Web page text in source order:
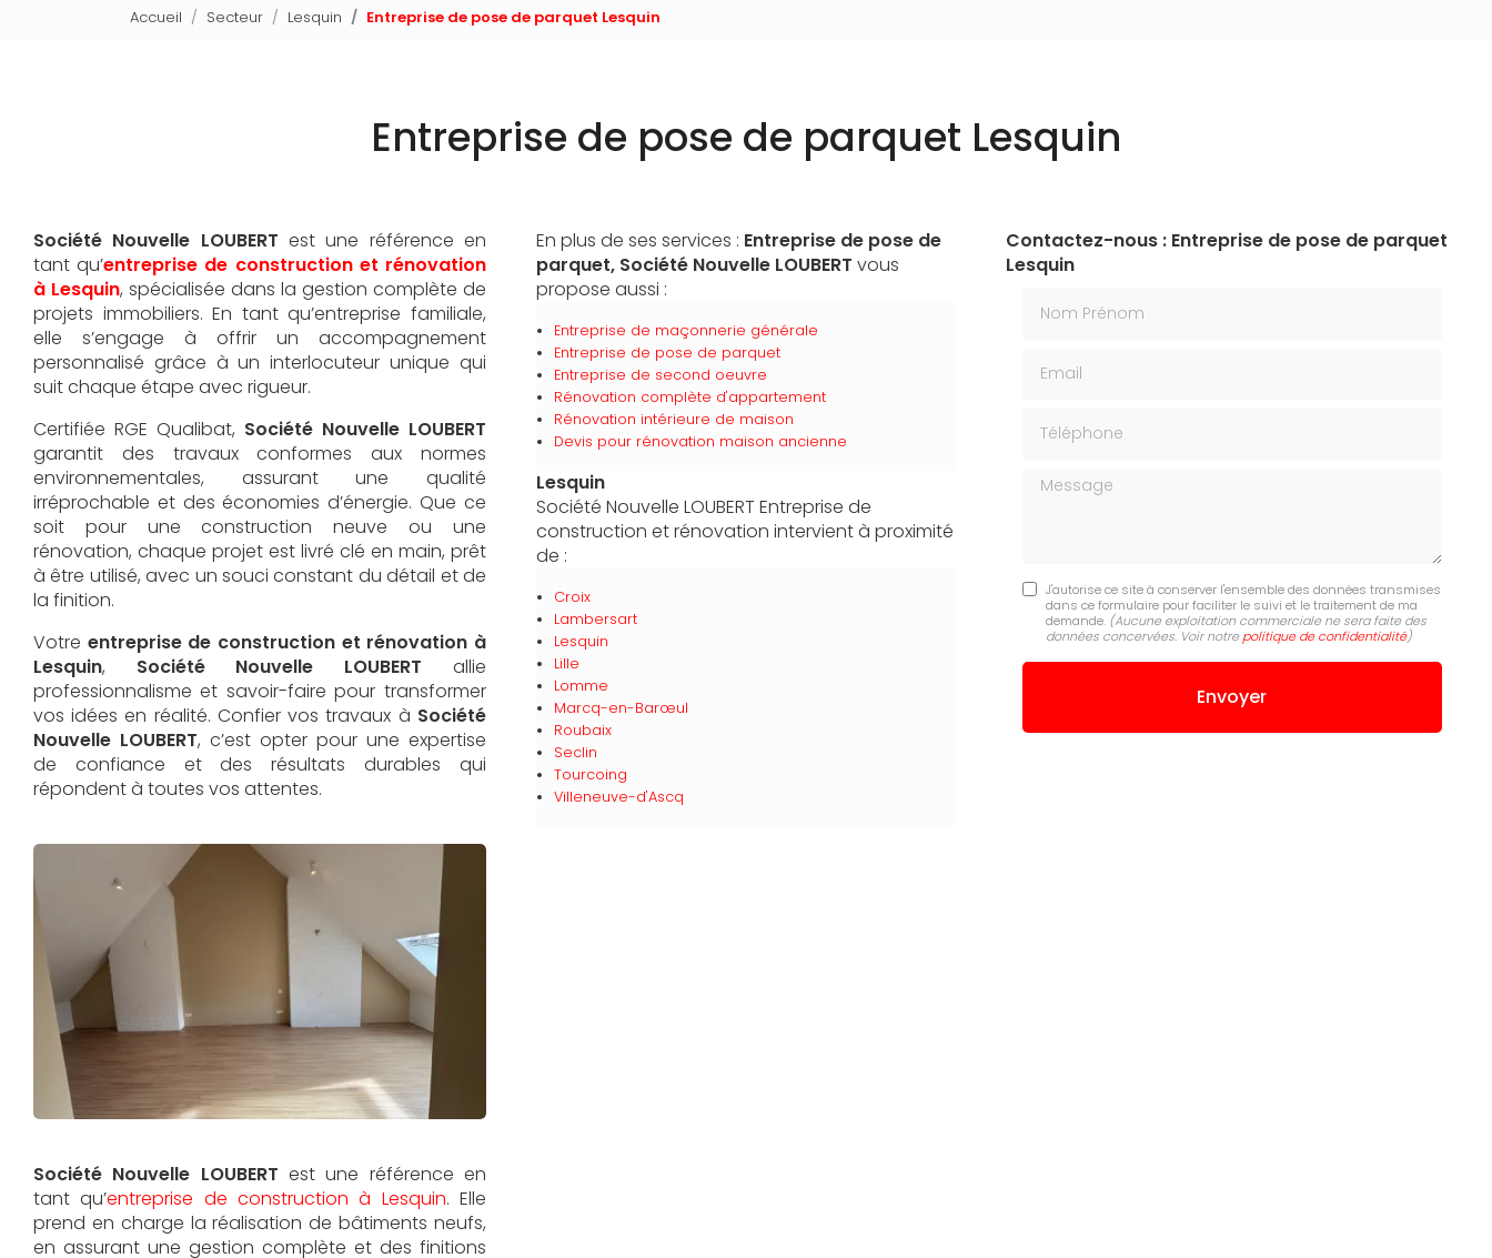
Accueil Secteur Lesquin Entreprise de pose de parquet Lesquin
Entreprise de pose de parquet Lesquin
Société Nouvelle LOUBERT est une référence en
tant qu’entreprise de construction et rénovation
à Lesquin, spécialisée dans la gestion complète de
projets immobiliers. En tant qu’entreprise familiale,
elle s’engage à offrir un accompagnement
personnalisé grâce à un interlocuteur unique qui
suit chaque étape avec rigueur.
Certifiée RGE Qualibat, Société Nouvelle LOUBERT
garantit des travaux conformes aux normes
environnementales, assurant une qualité
irréprochable et des économies d’énergie. Que ce
soit pour une construction neuve ou une
rénovation, chaque projet est livré clé en main, prêt
à être utilisé, avec un souci constant du détail et de
la finition.
Votre entreprise de construction et rénovation à
Lesquin, Société Nouvelle LOUBERT allie
professionnalisme et savoir-faire pour transformer
vos idées en réalité. Confier vos travaux à Société
Nouvelle LOUBERT, c’est opter pour une expertise
de confiance et des résultats durables qui
répondent à toutes vos attentes.
Société Nouvelle LOUBERT est une référence en
tant qu’entreprise de construction à Lesquin. Elle
prend en charge la réalisation de bâtiments neufs,
en assurant une gestion complète et des finitions
En plus de ses services : Entreprise de pose de
parquet, Société Nouvelle LOUBERT vous
propose aussi :
Entreprise de maçonnerie générale
Entreprise de pose de parquet
Entreprise de second oeuvre
Rénovation complète d'appartement
Rénovation intérieure de maison
Devis pour rénovation maison ancienne
Lesquin
Société Nouvelle LOUBERT Entreprise de
construction et rénovation intervient à proximité
de :
Croix
Lambersart
Lesquin
Lille
Lomme
Marcq-en-Barœul
Roubaix
Seclin
Tourcoing
Villeneuve-d'Ascq
Contactez-nous : Entreprise de pose de parquet
Lesquin
Message
J'autorise ce site à conserver l'ensemble des données transmises
dans ce formulaire pour faciliter le suivi et le traitement de ma
demande. (Aucune exploitation commerciale ne sera faite des
données concervées. Voir notre politique de confidentialité)